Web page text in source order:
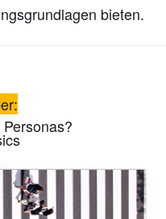
bieten.